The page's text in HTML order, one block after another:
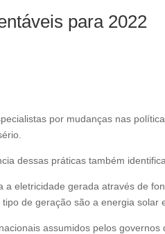
para 2022
por mudanças nas
dessas práticas também
a eletricidade gerada através de
de geração são a energia solar
assumidos pelos